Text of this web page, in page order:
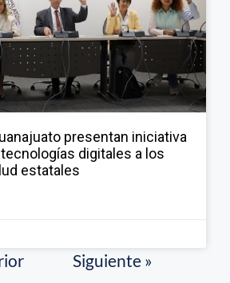
presentan iniciativa
digitales a los
estatales
Siguiente »